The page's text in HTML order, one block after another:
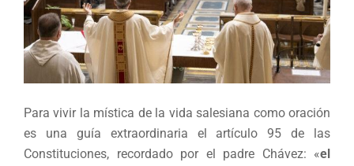
Para vivir la mística de la vida salesiana como oración
es una guía extraordinaria el artículo 95 de las
Constituciones, recordado por el padre Chávez: «el